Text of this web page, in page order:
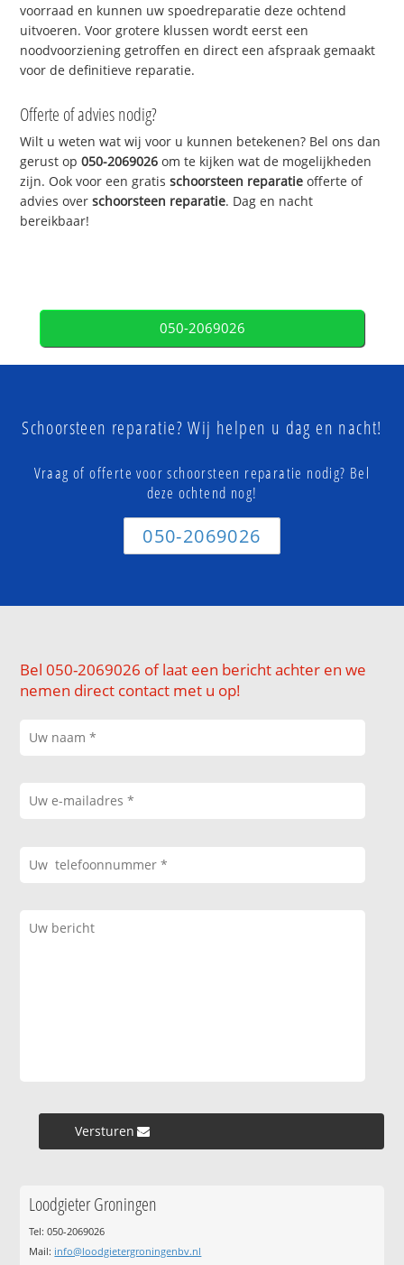
voorraad en kunnen uw spoedreparatie deze ochtend
uitvoeren. Voor grotere klussen wordt eerst een
noodvoorziening getroffen en direct een afspraak gemaakt
voor de definitieve reparatie.
Offerte of advies nodig?
Wilt u weten wat wij voor u kunnen betekenen? Bel ons dan
gerust op050-2069026 om te kijken wat de mogelijkheden
zijn. Ook voor een gratisschoorsteen reparatie offerte of
advies overschoorsteen reparatie. Dag en nacht
bereikbaar!
050-2069026
Schoorsteen reparatie? Wij helpen u dag en nacht!
Vraag of offerte voor schoorsteen reparatie nodig? Bel
deze ochtend nog!
050-2069026
Bel 050-2069026 of laat een bericht achter en we
nemen direct contact met u op!
Versturen »
Loodgieter Groningen
Tel: 050-2069026
Mail: info@loodgietergroningenbv.nl